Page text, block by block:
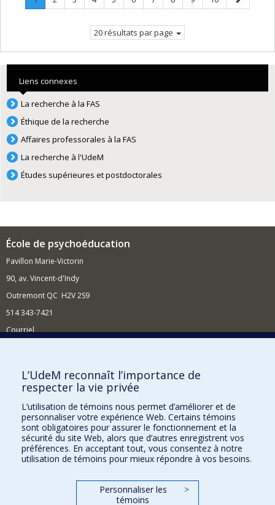
Page
suivante
20 résultats par page
Liens connexes
La recherche à la FAS
Éthique de la recherche
Affaires professorales à la FAS
La recherche à l'UdeM
Études supérieures et postdoctorales
École de psychoéducation
Pavillon Marie-Victorin
90, av. Vincent-d'Indy
Outremont QC H2V 2S9
514 343-7421
Courriel
Comment soutenir l'École?
BESOIN D'AIDE?
Plan du site
Signaler une erreur
Accessibilité
FACULTÉ DES ARTS ET DES SCIENCES
Nos départements et écoles
L’UdeM reconnaît l’importance de
respecter la vie privée
L’utilisation de témoins nous permet d’améliorer et de
personnaliser votre expérience Web. Certains témoins
sont obligatoires pour assurer le fonctionnement et la
sécurité du site Web, alors que d’autres enregistrent vos
préférences. En acceptant tout, vous consentez à notre
utilisation de témoins pour mieux répondre à vos besoins.
Personnaliser les
témoins
>